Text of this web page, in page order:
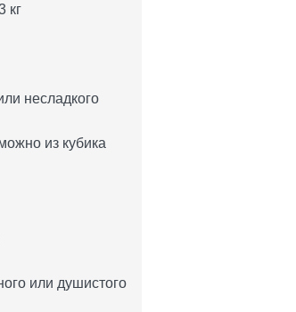
кг
несладкого
из кубика
или душистого